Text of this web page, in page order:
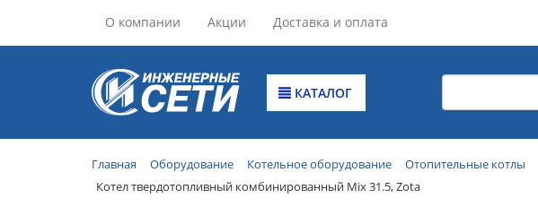
О компании Акции Доставка и оплата
КАТАЛОГ
Главная Оборудование Котельное оборудование Отопительные котлы
Котел твердотопливный комбинированный Mix 31.5, Zota